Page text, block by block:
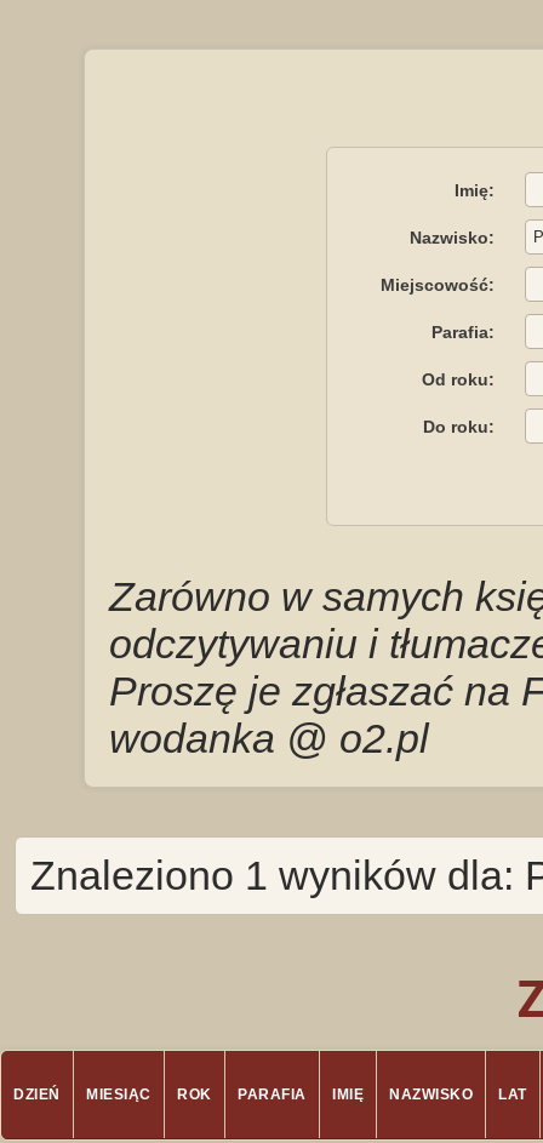
Imię:
Nazwisko:
Miejscowość:
Parafia:
Od roku:
Do roku:
Zarówno w samych
odczytywaniu i
Proszę je zgłaszać na
wodanka @ o2.pl
Znaleziono 1 wyników dla:
DZIEŃ MIESIĄC ROK PARAFIA IMIĘ NAZWISKO LAT